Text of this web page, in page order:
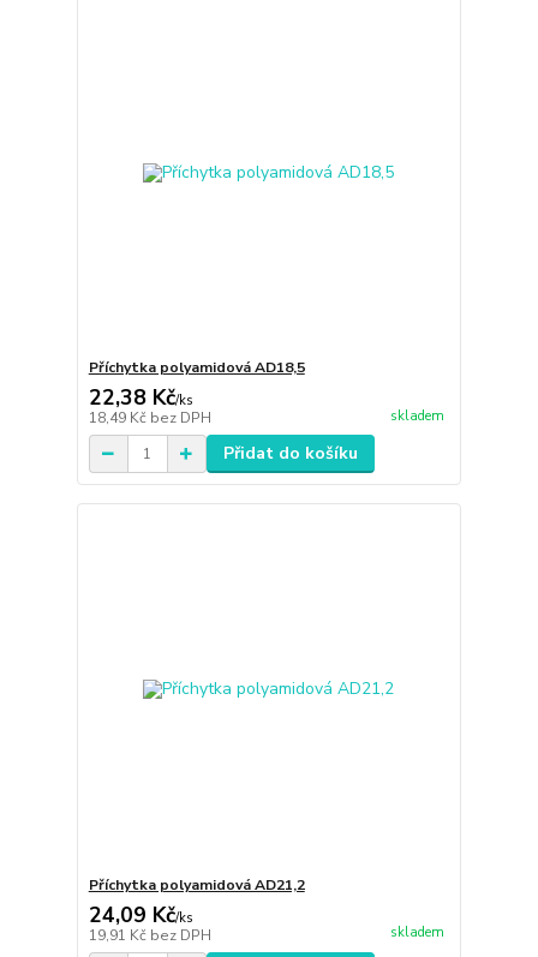
Příchytka polyamidová AD18,5
22,38 Kč/ks
18,49 Kč bez DPH skladem
Přidat do košíku
Příchytka polyamidová AD21,2
24,09 Kč/ks
19,91 Kč bez DPH skladem